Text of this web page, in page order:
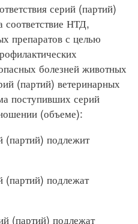
серий (партий)
соответствие НТД,
препаратов с целью
болезней животных
(партий) ветеринарных
поступивших серий
(объеме):
подлежит
подлежат
(партий) подлежат